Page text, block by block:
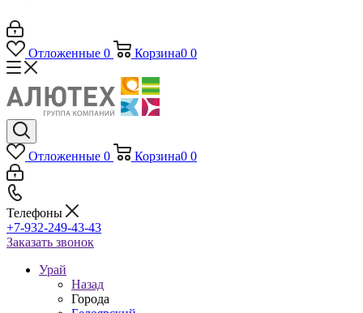
Отложенные 0 Корзина0 0
Отложенные 0 Корзина0 0
Телефоны
+7-932-249-43-43
Заказать звонок
Урай
Назад
Города